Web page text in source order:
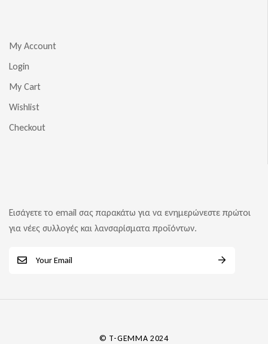
My Account
Login
My Cart
Wishlist
Checkout
Εισάγετε το email σας παρακάτω για να ενημερώνεστε πρώτοι
για νέες συλλογές και λανσαρίσματα προϊόντων.
© T-GEMMA 2024